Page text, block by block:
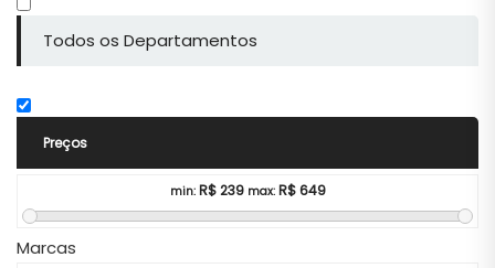
Todos os Departamentos
Preços
min: R$239 max: R$649
Marcas